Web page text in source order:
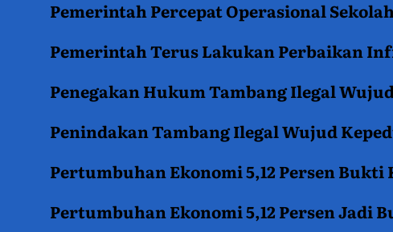
Pemerintah Percepat Operasional
Pemerintah Terus Lakukan Perbaikan
Penegakan Hukum Tambang Ilegal
Penindakan Tambang Ilegal Wujud
Pertumbuhan Ekonomi 5,12 Persen
Pertumbuhan Ekonomi 5,12 Persen Jadi